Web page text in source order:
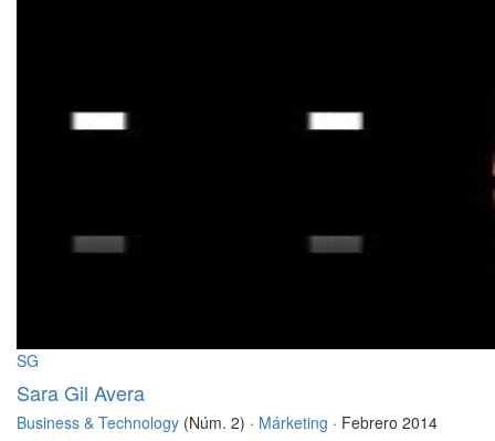
SG
Sara Gil Avera
Business & Technology (Núm. 2) · Márketing · Febrero 2014